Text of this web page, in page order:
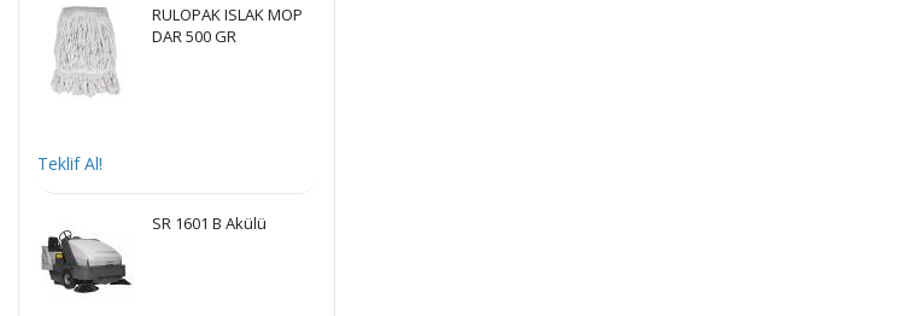
RULOPAK ISLAK MOP
DAR 500 GR
Teklif Al!
SR 1601 B Akülü